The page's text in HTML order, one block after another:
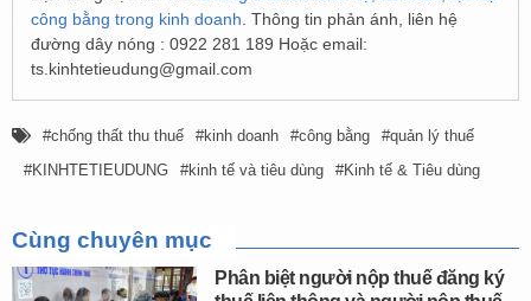
công bằng trong kinh doanh . Thông tin phản ánh, liên hệ
đường dây nóng : 0922 281 189 Hoặc email:
ts.kinhtetieudung@gmail.com
chống thất thu thuế kinh doanh công bằng
quản lý thuế
KINHTETIEUDUNG
kinh tế và tiêu dùng Kinh tế & Tiêu dùng
Cùng chuyên mục
Phân biệt người nộp thuế đăng ký